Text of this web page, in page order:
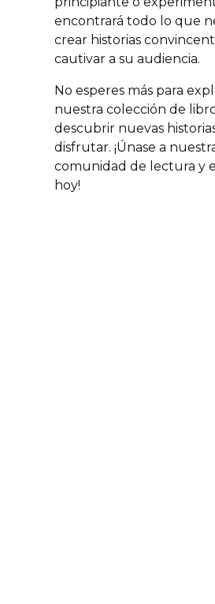
encontrará todo lo que
crear historias
cautivar a su audiencia.
No esperes más para
nuestra colección de
descubrir nuevas
disfrutar. ¡Únase a
comunidad de lectura y
hoy!